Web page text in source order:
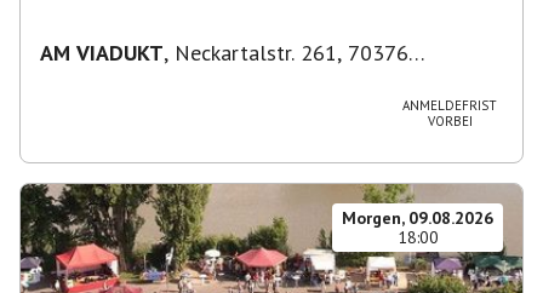
AM VIADUKT, Neckartalstr. 261, 70376
ANMELDEFRIST
VORBEI
Morgen, 09.08.2026
18:00